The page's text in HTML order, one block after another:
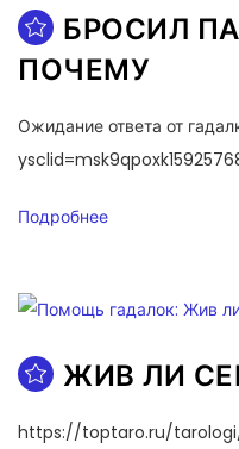
БРОСИЛ
ПОЧЕМУ
Ожидание ответа от
Подробнее
ЖИВ ЛИ
https://toptaro.ru/